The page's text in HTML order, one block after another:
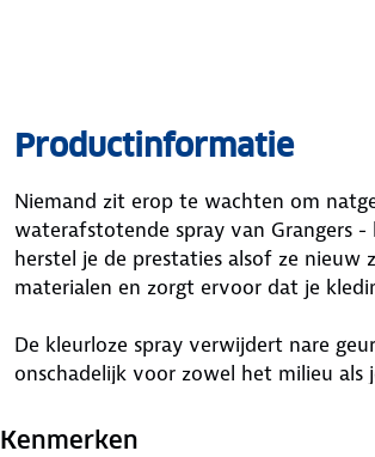
Productinformatie
Niemand zit erop te wachten om
waterafstotende spray van Grangers
herstel je de prestaties alsof ze nieuw
materialen en zorgt ervoor dat je
De kleurloze spray verwijdert nare
onschadelijk voor zowel het milieu als
milieuvriendelijk en veilig is. Het is
Kenmerken